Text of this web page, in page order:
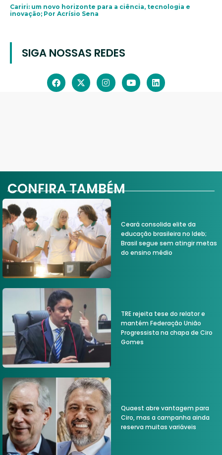
Cariri: um novo horizonte para a ciência, tecnologia e
inovação; Por Acrísio Sena
SIGA NOSSAS REDES
CONFIRA TAMBÉM
Ceará consolida elite da
educação brasileira no Ideb;
Brasil segue sem atingir metas
do ensino médio
TRE rejeita tese do relator e
mantém Federação União
Progressista na chapa de Ciro
Gomes
Quaest abre vantagem para
Ciro, mas a campanha ainda
reserva muitas variáveis